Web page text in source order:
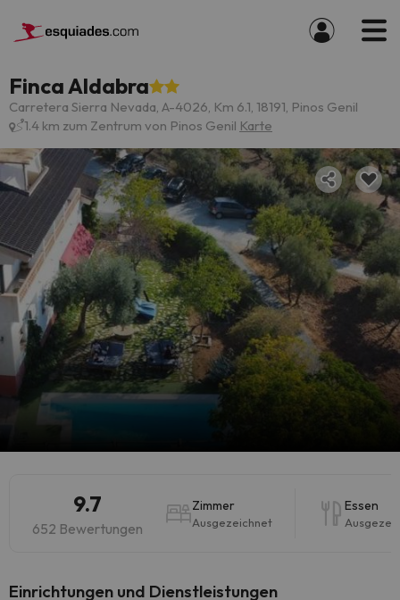
Finca Aldabra
Carretera Sierra Nevada, A-4026, Km 6.1, 18191, Pinos Genil
1.4 km zum Zentrum von Pinos Genil Karte
9.7
652 Bewertungen
Zimmer
Ausgezeichnet
Essen
​Einrichtungen und Dienstleistungen